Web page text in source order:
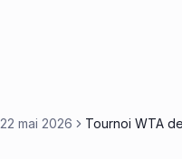
22 mai 2026 Tournoi WTA